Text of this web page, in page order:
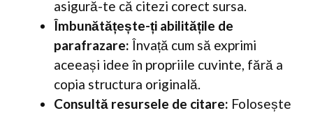
asigură-te că citezi corect sursa.
Îmbunătățește-ți abilitățile de
parafrazare: Învață cum să exprimi
aceeași idee în propriile cuvinte, fără a
copia structura originală.
Consultă resursele de citare: Folosește